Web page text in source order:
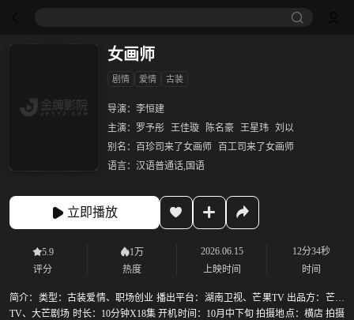
女画师
剧情 爱情 古装
导演： 李恒建
主演： 罗予彤 王佳璇 陈名豪 王星玮 刘以
别名：
百珍司来了女画师
百工司来了女画师
语言： 汉语普通话,国语
立即播放
5.9
评分
1万
热度
2026.06.15
上映时间
12分34秒
时间
简介： 类型：古装爱情、职场创业 播出平台：湖南卫视、芒果TV 出品方：芒果
TV、大芒剧场 时长：10分钟X18集 开机时间：10月中下旬 拍摄地点：横店 拍摄